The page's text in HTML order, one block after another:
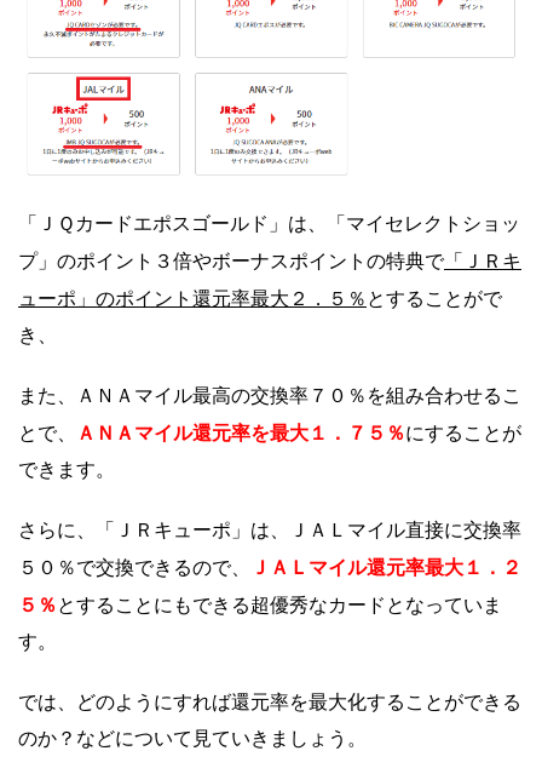
「ＪＱカードエポスゴールド」は、「マイセレクトショッ
プ」のポイント３倍やボーナスポイントの特典で「ＪＲキ
ューポ」のポイント還元率最大２．５％ とすることがで
き、
また、ＡＮＡマイル最高の交換率７０％を組み合わせるこ
とで、
ＡＮＡマイル還元率を最大１．７５％にすることが
できます。
さらに、「ＪＲキューポ」は、ＪＡＬマイル直接に交換率
５０％で交換できるので、
ＪＡＬマイル還元率最大１．２
５％ とすることにもできる超優秀なカードとなっていま
す。
では、どのようにすれば還元率を最大化することができる
のか？などについて見ていきましょう。